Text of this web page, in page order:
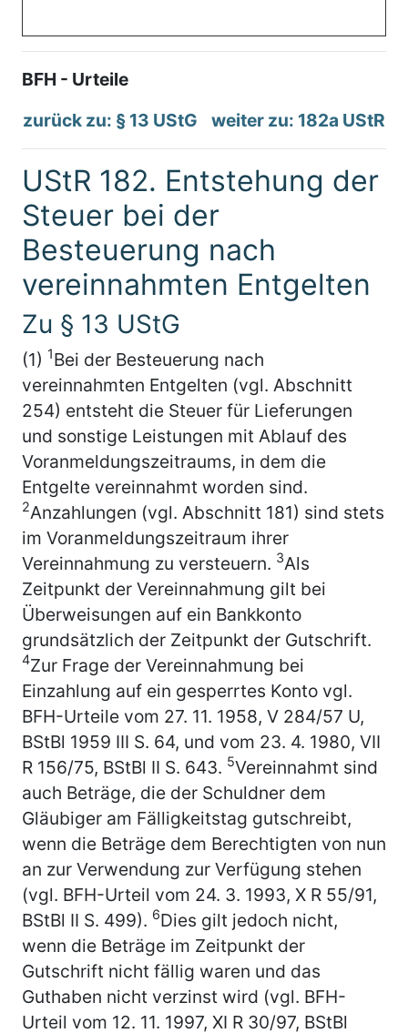
BFH - Urteile
zurück zu: § 13 UStG
weiter zu: 182a UStR
UStR 182. Entstehung der
Steuer bei der
Besteuerung nach
vereinnahmten Entgelten
Zu § 13 UStG
(1) 1Bei der Besteuerung nach
vereinnahmten Entgelten (vgl. Abschnitt
254) entsteht die Steuer für Lieferungen
und sonstige Leistungen mit Ablauf des
Voranmeldungszeitraums, in dem die
Entgelte vereinnahmt worden sind.
2Anzahlungen (vgl. Abschnitt 181) sind stets
im Voranmeldungszeitraum ihrer
Vereinnahmung zu versteuern. 3Als
Zeitpunkt der Vereinnahmung gilt bei
Überweisungen auf ein Bankkonto
grundsätzlich der Zeitpunkt der Gutschrift.
4Zur Frage der Vereinnahmung bei
Einzahlung auf ein gesperrtes Konto vgl.
BFH-Urteile vom 27. 11. 1958, V 284/57 U,
BStBl 1959 III S. 64, und vom 23. 4. 1980, VII
R 156/75, BStBl II S. 643. 5Vereinnahmt sind
auch Beträge, die der Schuldner dem
Gläubiger am Fälligkeitstag gutschreibt,
wenn die Beträge dem Berechtigten von nun
an zur Verwendung zur Verfügung stehen
(vgl. BFH-Urteil vom 24. 3. 1993, X R 55/91,
BStBl II S. 499). 6Dies gilt jedoch nicht,
wenn die Beträge im Zeitpunkt der
Gutschrift nicht fällig waren und das
Guthaben nicht verzinst wird (vgl. BFH-
Urteil vom 12. 11. 1997, XI R 30/97, BStBl